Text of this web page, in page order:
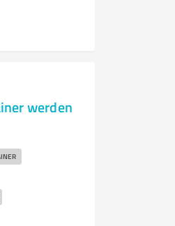
werden